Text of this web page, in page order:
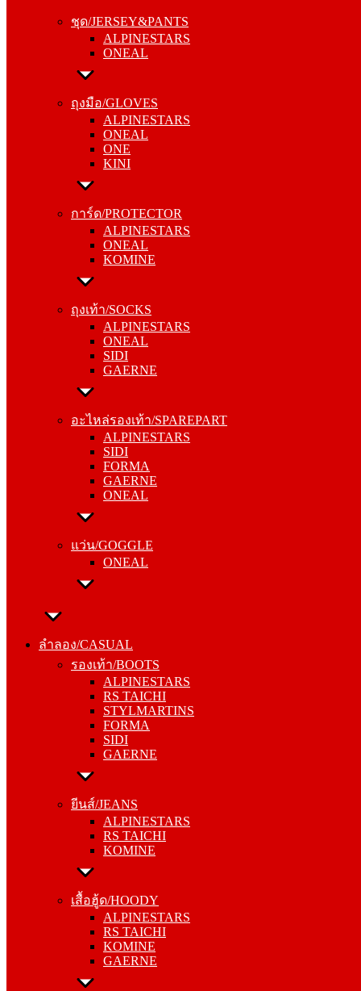
ชุด/JERSEY&PANTS
ALPINESTARS
ONEAL
ถุงมือ/GLOVES
ALPINESTARS
ONEAL
ONE
KINI
การ์ด/PROTECTOR
ALPINESTARS
ONEAL
KOMINE
ถุงเท้า/SOCKS
ALPINESTARS
ONEAL
SIDI
GAERNE
อะไหล่รองเท้า/SPAREPART
ALPINESTARS
SIDI
FORMA
GAERNE
ONEAL
แว่น/GOGGLE
ONEAL
ลำลอง/CASUAL
รองเท้า/BOOTS
ALPINESTARS
RS TAICHI
STYLMARTINS
FORMA
SIDI
GAERNE
ยีนส์/JEANS
ALPINESTARS
RS TAICHI
KOMINE
เสื้อฮู้ด/HOODY
ALPINESTARS
RS TAICHI
KOMINE
GAERNE
ONEAL
ถุงมือ/GLOVES
ONEAL
ONE
KINI
การ์ด/PROTECTOR
ONEAL
KOMINE
ถุงเท้า/SOCKS
ONEAL
SIDI
GAERNE
อะไหล่รองเท้า/SPAREPART
SIDI
FORMA
GAERNE
ONEAL
แว่น/GOGGLE
ลำลอง/CASUAL
ALPINESTARS
RS TAICHI
STYLMARTINS
FORMA
SIDI
GAERNE
ยีนส์/JEANS
RS TAICHI
KOMINE
เสื้อฮู้ด/HOODY
RS TAICHI
KOMINE
GAERNE
หมวกแก๊ป/CAP